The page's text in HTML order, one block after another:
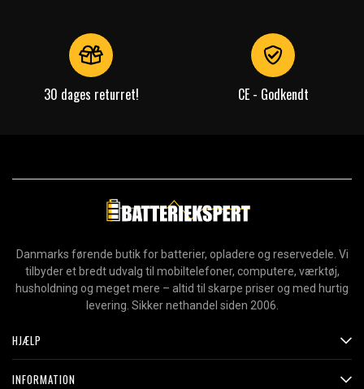
30 dages returret! CE - Godkendt
Danmarks førende butik for batterier, opladere og reservedele. Vi
tilbyder et bredt udvalg til mobiltelefoner, computere, værktøj,
husholdning og meget mere – altid til skarpe priser og med hurtig
levering. Sikker nethandel siden 2006.
HJÆLP
INFORMATION